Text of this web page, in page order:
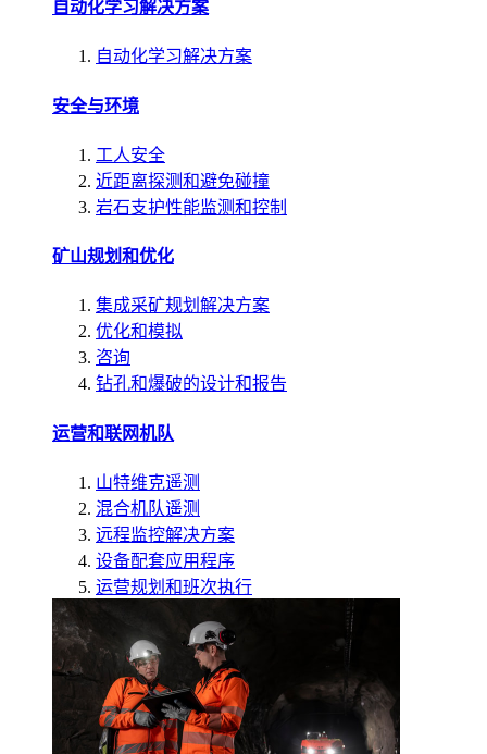
自动化学习解决方案
自动化学习解决方案
安全与环境
工人安全
近距离探测和避免碰撞
岩石支护性能监测和控制
矿山规划和优化
集成采矿规划解决方案
优化和模拟
咨询
钻孔和爆破的设计和报告
运营和联网机队
山特维克遥测
混合机队遥测
远程监控解决方案
设备配套应用程序
运营规划和班次执行